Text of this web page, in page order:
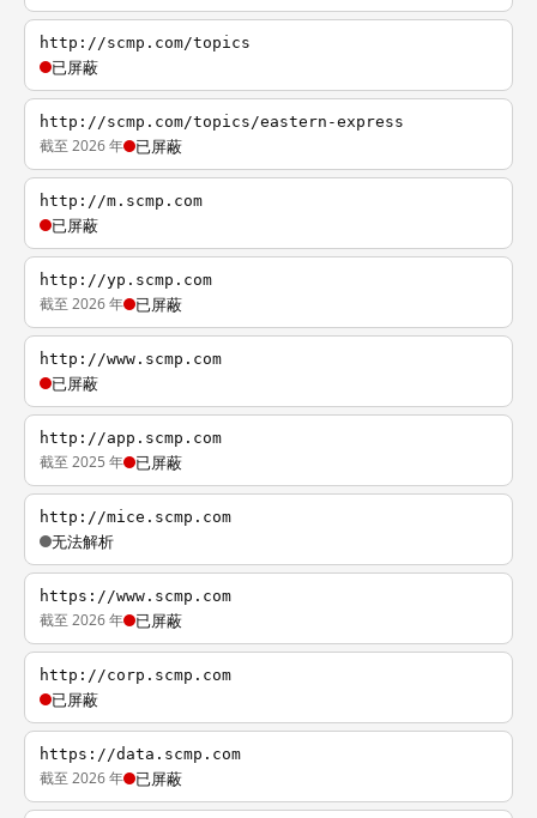
http://scmp.com/topics
已屏蔽
http://scmp.com/topics/eastern-express
截至 2026 年 已屏蔽
http://m.scmp.com
已屏蔽
http://yp.scmp.com
截至 2026 年 已屏蔽
http://www.scmp.com
已屏蔽
http://app.scmp.com
截至 2025 年 已屏蔽
http://mice.scmp.com
无法解析
https://www.scmp.com
截至 2026 年 已屏蔽
http://corp.scmp.com
已屏蔽
https://data.scmp.com
截至 2026 年 已屏蔽